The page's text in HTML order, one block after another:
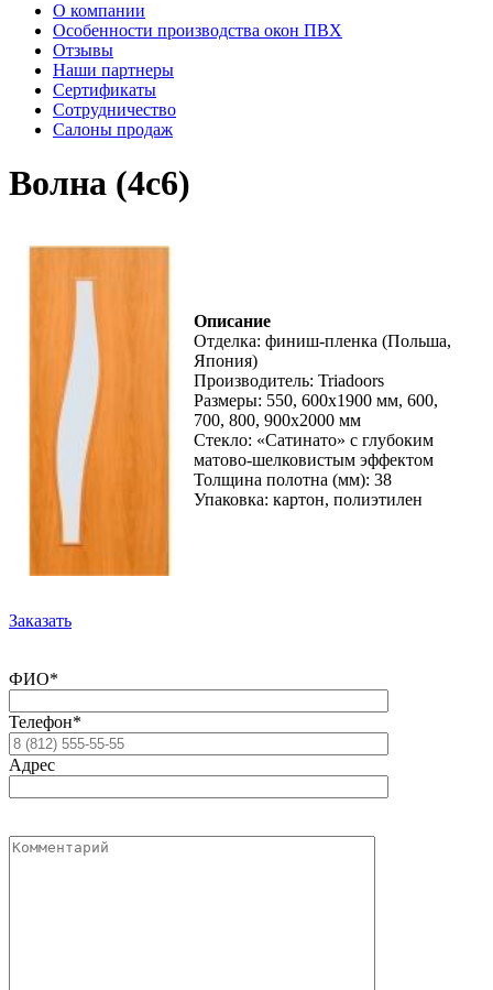
О компании
Особенности производства окон ПВХ
Отзывы
Наши партнеры
Сертификаты
Сотрудничество
Салоны продаж
Волна (4с6)
Описание
Отделка: финиш-пленка (Польша,
Япония)
Производитель: Triadoors
Размеры: 550, 600х1900 мм, 600,
700, 800, 900х2000 мм
Стекло: «Сатинато» с глубоким
матово-шелковистым эффектом
Толщина полотна (мм): 38
Упаковка: картон, полиэтилен
Заказать
ФИО*
Телефон*
Адрес